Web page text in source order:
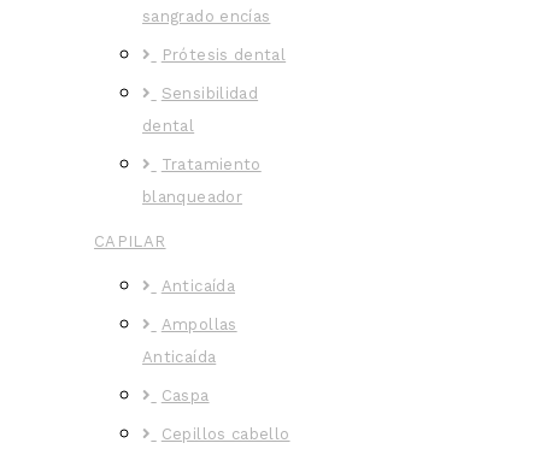
sangrado encías
Prótesis dental
Sensibilidad
dental
Tratamiento
blanqueador
CAPILAR
Anticaída
Ampollas
Anticaída
Caspa
Cepillos cabello